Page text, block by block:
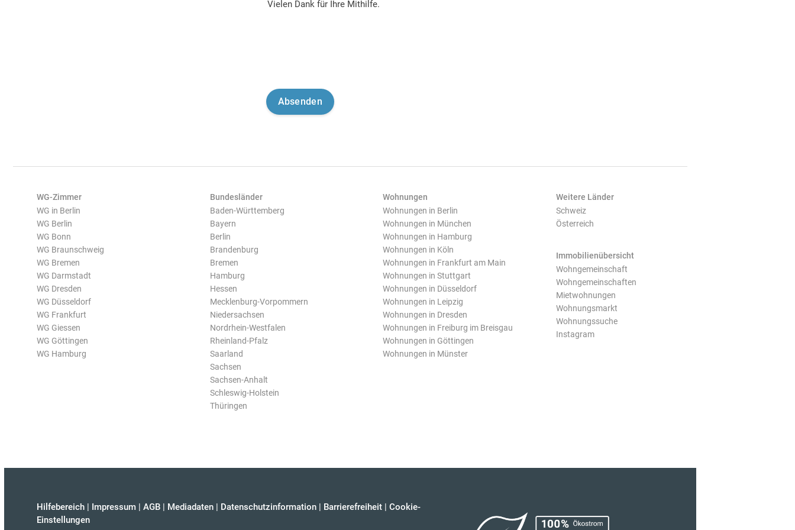
Vielen Dank für Ihre Mithilfe.
WG-Zimmer
WG in Berlin
WG Berlin
WG Bonn
WG Braunschweig
WG Bremen
WG Darmstadt
WG Dresden
WG Düsseldorf
WG Frankfurt
WG Giessen
WG Göttingen
WG Hamburg
Bundesländer
Baden-Württemberg
Bayern
Berlin
Brandenburg
Bremen
Hamburg
Hessen
Mecklenburg-Vorpommern
Niedersachsen
Nordrhein-Westfalen
Rheinland-Pfalz
Saarland
Sachsen
Sachsen-Anhalt
Schleswig-Holstein
Thüringen
Wohnungen
Wohnungen in Berlin
Wohnungen in München
Wohnungen in Hamburg
Wohnungen in Köln
Wohnungen in Frankfurt am Main
Wohnungen in Stuttgart
Wohnungen in Düsseldorf
Wohnungen in Leipzig
Wohnungen in Dresden
Wohnungen in Freiburg im Breisgau
Wohnungen in Göttingen
Wohnungen in Münster
Weitere Länder
Schweiz
Österreich
Immobilienübersicht
Wohngemeinschaft
Wohngemeinschaften
Mietwohnungen
Wohnungsmarkt
Wohnungssuche
Instagram
Hilfebereich | Impressum | AGB | Mediadaten | Datenschutzinformation | Barrierefreiheit | Cookie-
Einstellungen